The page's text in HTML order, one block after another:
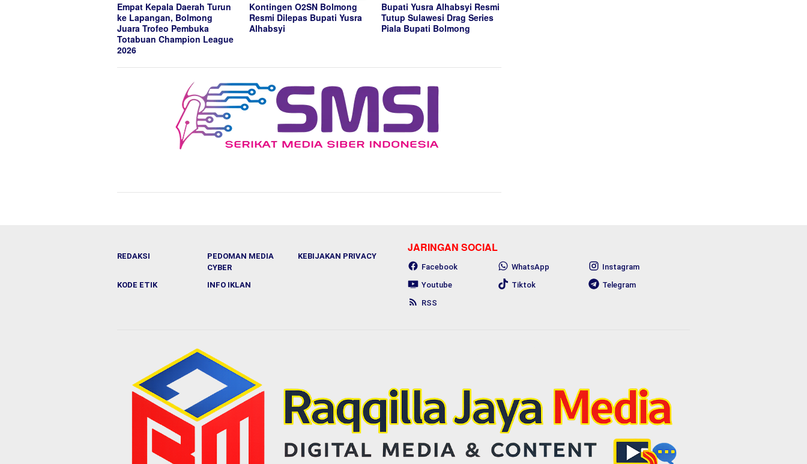
Empat Kepala Daerah Turun
ke Lapangan, Bolmong
Juara Trofeo Pembuka
Totabuan Champion League
2026
Kontingen O2SN Bolmong
Resmi Dilepas Bupati Yusra
Alhabsyi
Bupati Yusra Alhabsyi Resmi
Tutup Sulawesi Drag Series
Piala Bupati Bolmong
REDAKSI
PEDOMAN MEDIA
CYBER
KEBIJAKAN PRIVACY
KODE ETIK INFO IKLAN
JARINGAN SOCIAL
Facebook WhatsApp
Instagram
Youtube
Tiktok
Telegram
RSS